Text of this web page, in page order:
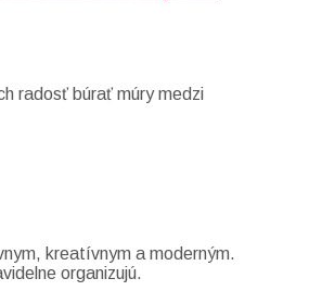
radosť búrať múry medzi
kreatívnym a moderným.
organizujú.